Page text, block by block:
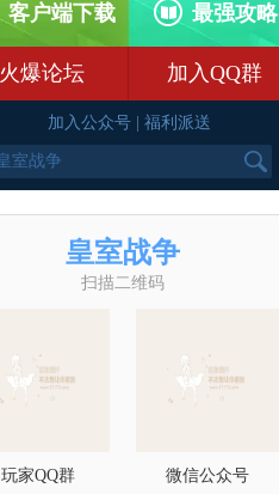
客户端下载 最强攻略
火爆论坛 加入QQ群
加入公众号| 福利派送
皇室战争
扫描二维码
玩家QQ群 微信公众号